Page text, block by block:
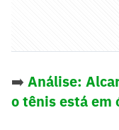
➡️ Análise:
o tênis está em